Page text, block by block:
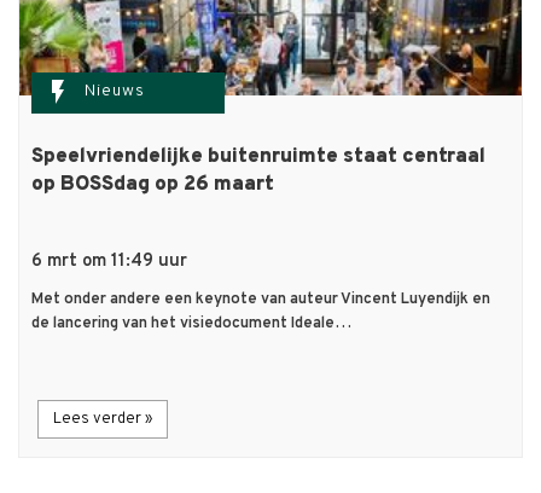
flash_on Nieuws
Speelvriendelijke buitenruimte staat centraal
op BOSSdag op 26 maart
6 mrt om 11:49 uur
Met onder andere een keynote van auteur Vincent Luyendijk en
de lancering van het visiedocument Ideale…
Lees verder »